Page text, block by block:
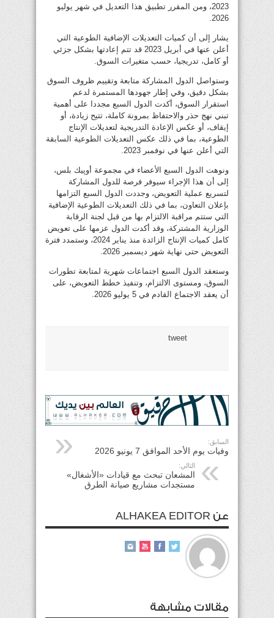
2023، ومن المقرر تطبيق هذا التعديل في شهر يوليو
2026.
يشار إلى أن كميات التعديلات الإضافية الطوعية التي
أعلن عنها في أبريل 2023 قد تتم إعادتها بشكل جزئي
أو كامل، تدريجيا، حسب متغيرات السوق.
وستواصل الدول المشاركة متابعة وتقييم ظروف السوق
بشكل دقيق، وفي إطار جهودها المستمرة لدعم
استقرار السوق، أكدت الدول السبع مجددا على أهمية
تبني نهج حذر والاحتفاظ بمرونة كاملة، تتيح زيادة، أو
إيقاف، أو عكس الإعادة التدريجية لتعديلات الإنتاج
الطوعية، بما في ذلك عكس التعديلات الطوعية السابقة
التي أعلن عنها في نوفمبر 2023.
ونوهت الدول السبع الأعضاء في مجموعة أوپيك بلس،
إلى أن هذا الإجراء سيوفر فرصة للدول المشاركة
لتسريع عملية التعويض، وجددت الدول السبع التزامها
بإعلان التعاون، بما في ذلك التعديلات الطوعية الإضافية
التي ستتم مراقبة الالتزام بها من قبل لجنة الرقابة
الوزارية المشتركة، وقد أكدت الدول عزمها على تعويض
كامل كميات الإنتاج الزائدة منذ يناير 2024، وستمدد فترة
التعويض حتى نهاية شهر ديسمبر 2026.
وستعقد الدول السبع اجتماعات شهرية لمتابعة تطورات
السوق، ومستوى الالتزام، وتنفيذ خطط التعويض، على
أن يعقد الاجتماع القادم في 5 يوليو 2026.
tweet
السابق:
وفيات يوم الأحد الموافق 7 يونيو 2026
التالي:
المشعان تبحث مع قيادات «الأشغال»
مستجدات مشاريع صيانة الطرق
عن ALHAKEA EDITOR
مقالات مشابهة